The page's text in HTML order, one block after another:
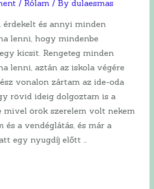
/ Rólam/ By dulaesmas
és annyi minden
lenni, hogy mindenbe
kicsit. Rengeteg minden
lenni, aztán az iskola végére
vonalon zártam az ide-oda
rövid ideig dolgoztam is a
mivel örök szerelem volt nekem
és a vendéglátás, és már a
egy nyugdíj előtt …